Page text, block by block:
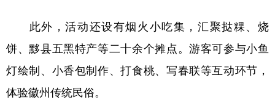
辽宁 吉林 上海 江苏
山东
此外，活动还设有烟火小吃集，汇聚挞粿、烧
饼、黟县五黑特产等二十余个摊点。游客可参与小鱼
灯绘制、小香包制作、打食桃、写春联等互动环节，
体验徽州传统民俗。